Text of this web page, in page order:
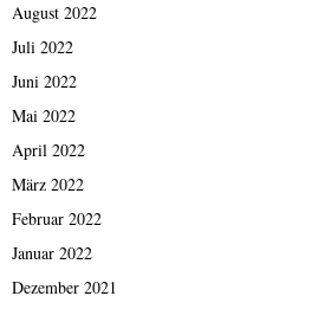
August 2022
Juli 2022
Juni 2022
Mai 2022
April 2022
März 2022
Februar 2022
Januar 2022
Dezember 2021